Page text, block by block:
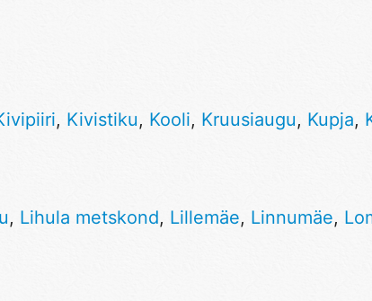
, Kivistiku, Kooli, Kruusiaugu, Kupja,
, Lihula metskond, Lillemäe, Linnumäe,